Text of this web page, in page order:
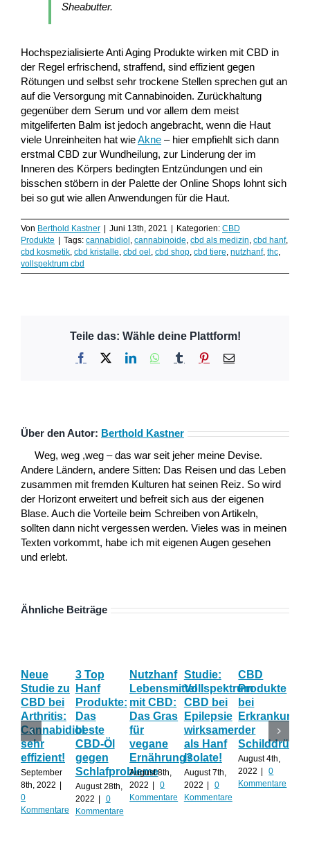
Sheabutter.
Hochspezialisierte Anti Aging Produkte wirken mit CBD in
der Regel erfrischend, straffend, sind effizient gegen
Rötungen und selbst sehr trockene Stellen sprechen gut an
auf die Versorgung mit Cannabinoiden. Zurückhaltung
gegenüber dem Serum und vor allem dem meist
mitgeliferten Balm ist jedoch angebracht, wenn die Haut
viele Unreinheiten hat wieAkne – hier empfiehlt sich dann
erstmal CBD zur Wundheilung, zur Linderung der im
Inneren des Körpers bedingten Entzündungen und ein
bisschen stöbern in der Palette der Online Shops lohnt sich
bei so gut wie allen Anwendungen für die Haut.
Von Berthold Kastner | Juni 13th, 2021 | Kategorien: CBD
Produkte | Tags: cannabidiol, cannabinoide, cbd als medizin, cbd hanf,
cbd kosmetik, cbd kristalle, cbd oel, cbd shop, cbd tiere, nutzhanf, thc,
vollspektrum cbd
Teile das: Wähle deine Plattform!
Facebook LinkedInWhatsApp
Tumblr Pinterest
E-
Über den Autor: Berthold Kastner
Weg, weg ,weg – das war seit jeher meine Devise.
Andere Ländern, andere Sitten: Das Reisen und das Leben
zusammen mit fremden Kulturen hat seinen Reiz. So wird
der Horizont erweitert und befreit sich aus der eigenen
Blase. Auch die Vorteile beim Schreiben von Artikeln,
sollten dann nicht vergessen werden. Vieles was in meinen
Texten vorkommt, habe ich mit eigenen Augen gesehen
und erlebt.
Ähnliche Beiträge
Neue
Studie zu
CBD bei
Arthritis:
Cannabidiol
sehr
effizient!
September
8th, 2022
0
Kommentare
3 Top
Hanf
Produkte:
Das
beste
CBD-Öl
gegen
Schlafprobleme
August 28th,
2022
0
Kommentare
Nutzhanf
Lebensmittel
mit CBD:
Das Gras
für
vegane
Ernährung?
August 8th,
2022
0
Kommentare
Studie:
Vollspektrum
CBD bei
Epilepsie
wirksamer
als Hanf
Isolate!
August 7th,
2022
0
Kommentare
CBD
Produkte
bei
der
Schilddrüse
August 4th,
2022
0
Kommentare